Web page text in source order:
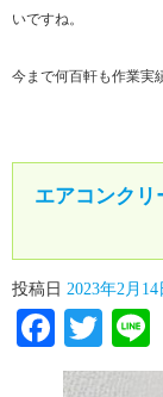
いですね。
今まで何百軒も作業実
エアコンクリ
投稿日 2023年2月14